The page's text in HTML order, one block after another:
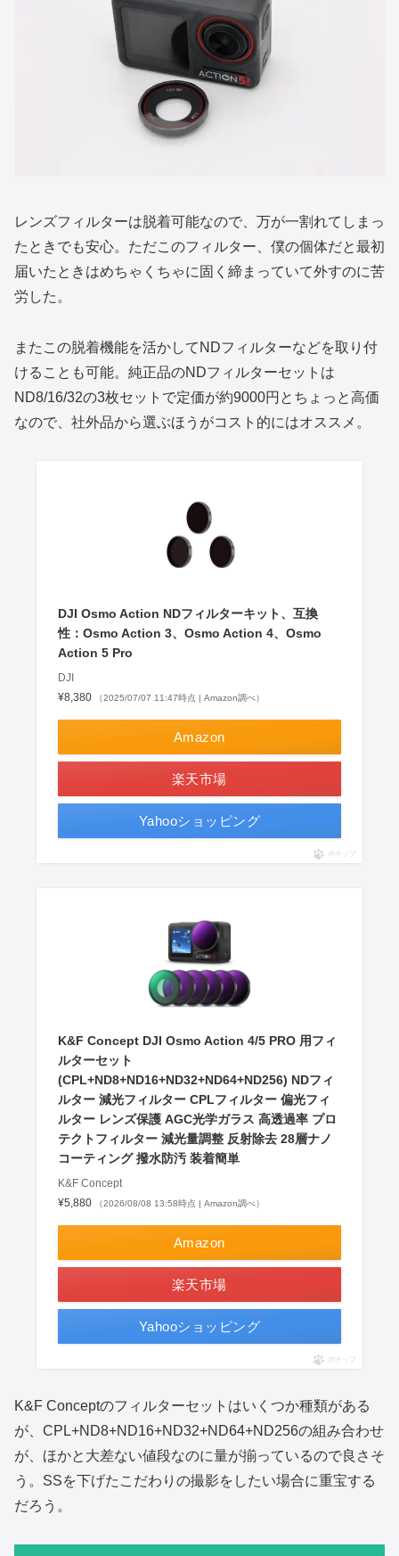
レンズフィルターは脱着可能なので、万が一割れてしまっ
たときでも安心。ただこのフィルター、僕の個体だと最初
届いたときはめちゃくちゃに固く締まっていて外すのに苦
労した。
またこの脱着機能を活かしてNDフィルターなどを取り付
けることも可能。純正品のNDフィルターセットは
ND8/16/32の3枚セットで定価が約9000円とちょっと高価
なので、社外品から選ぶほうがコスト的にはオススメ。
DJI Osmo Action NDフィルターキット、互換
性：Osmo Action 3、Osmo Action 4、Osmo
Action 5 Pro
DJI
¥8,380
（2025/07/07 11:47時点 | Amazon調べ）
Amazon
楽天市場
Yahooショッピング
ポチップ
K&F Concept DJI Osmo Action 4/5 PRO 用フィ
ルターセット
(CPL+ND8+ND16+ND32+ND64+ND256) NDフィ
ルター 減光フィルター CPLフィルター 偏光フィ
ルター レンズ保護 AGC光学ガラス 高透過率 プロ
テクトフィルター 減光量調整 反射除去 28層ナノ
コーティング 撥水防汚 装着簡単
K&F Concept
¥5,880
（2026/08/08 13:58時点 | Amazon調べ）
Amazon
楽天市場
Yahooショッピング
ポチップ
K&F Conceptのフィルターセットはいくつか種類がある
が、CPL+ND8+ND16+ND32+ND64+ND256の組み合わせ
が、ほかと大差ない値段なのに量が揃っているので良さそ
う。SSを下げたこだわりの撮影をしたい場合に重宝する
だろう。